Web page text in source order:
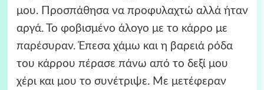
μου. Προσπάθησα να προφυλαχτώ αλλά ήταν
αργά. Το φοβισμένο άλογο με το κάρρο με
παρέσυραν. Έπεσα χάμω και η βαρειά ρόδα
του κάρρου πέρασε πάνω από το δεξί μου
χέρι και μου το συνέτριψε. Με μετέφεραν